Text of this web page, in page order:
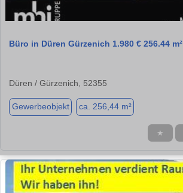
Büro in Düren Gürzenich 1.980 € 256.44 m²
Düren / Gürzenich, 52355
Gewerbeobjekt ca. 256,44 m²
★